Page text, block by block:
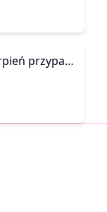
Nie wiem, czy jest gdzieś limit cierpień przypadający na jednego człowieka. Podobno dostajemy ich tyle ile jesteśmy w stanie udźwignąć